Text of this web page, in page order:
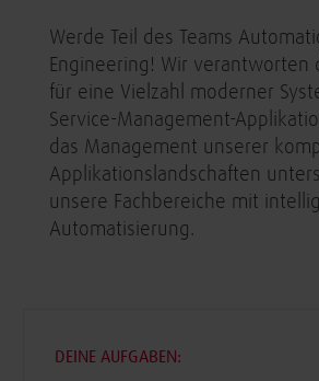
Werde Teil des Teams
Engineering! Wir verantworten
für eine Vielzahl moderner
Service-Management-
das Management unserer
Applikationslandschaften
unsere Fachbereiche mit
Automatisierung.
DEINE AUFGABEN: